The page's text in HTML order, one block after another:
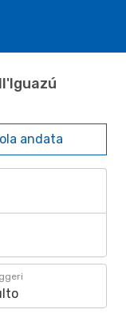
andata